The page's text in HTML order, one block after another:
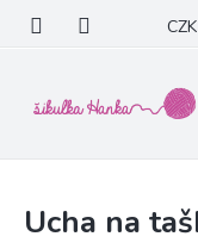
obsah
CZK
Ucha na